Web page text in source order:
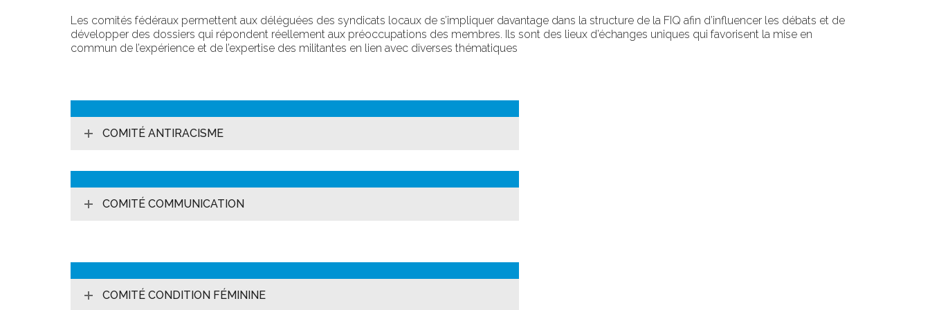
Les comités fédéraux permettent aux déléguées des syndicats locaux de s’impliquer davantage dans la structure de la FIQ afin d’influencer les débats et de
développer des dossiers qui répondent réellement aux préoccupations des membres. Ils sont des lieux d’échanges uniques qui favorisent la mise en
commun de l’expérience et de l’expertise des militantes en lien avec diverses thématiques
COMITÉ ANTIRACISME
COMITÉ COMMUNICATION
COMITÉ CONDITION FÉMININE